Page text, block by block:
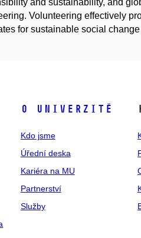
and sustainability, and
Volunteering effectively
for sustainable social
O univerzitě
Kdo jsme
Úřední deska
Kariéra na MU
Partnerství
Služby